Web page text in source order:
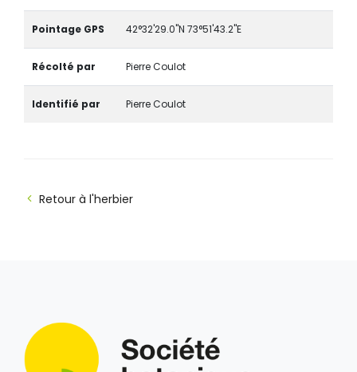
Pointage GPS 42°32'29.0"N 73°51'43.2"E
Récolté par Pierre Coulot
Identifié par Pierre Coulot
Retour à l'herbier